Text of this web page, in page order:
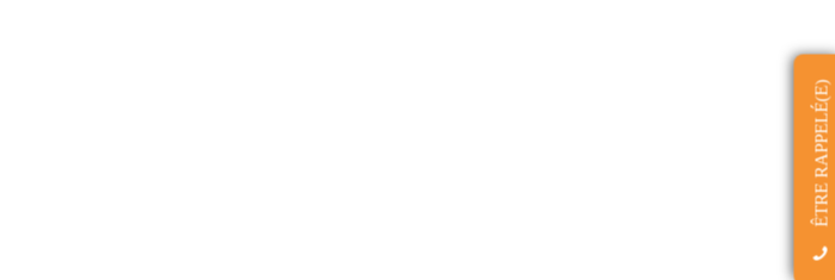
ÊTRE RAPPELÉ(E)